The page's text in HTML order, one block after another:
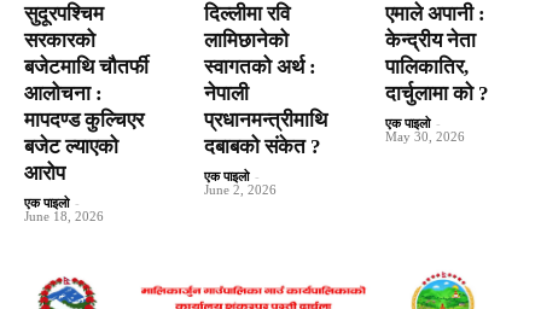
सुदूरपश्चिम
सरकारको
बजेटमाथि चौतर्फी
आलोचना :
मापदण्ड कुल्चिएर
बजेट ल्याएको
आरोप
एक पाइलो -
June 18, 2026
दिल्लीमा रवि
लामिछानेको
स्वागतको अर्थ :
नेपाली
प्रधानमन्त्रीमाथि
दबाबको संकेत ?
एक पाइलो -
June 2, 2026
एमाले अपानी :
केन्द्रीय नेता
पालिकातिर,
दार्चुलामा काे ?
एक पाइलो -
May 30, 2026